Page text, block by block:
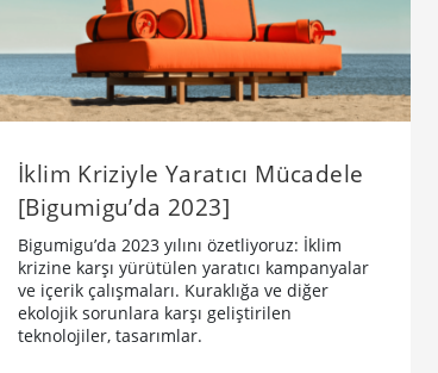
İklim Kriziyle Yaratıcı Mücadele
[Bigumigu’da 2023]
Bigumigu’da 2023 yılını özetliyoruz: İklim
krizine karşı yürütülen yaratıcı kampanyalar
ve içerik çalışmaları. Kuraklığa ve diğer
ekolojik sorunlara karşı geliştirilen
teknolojiler, tasarımlar.